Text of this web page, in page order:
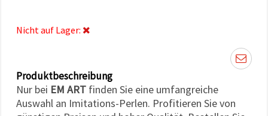
können Sie
jederzeit
Impressum
Datenschutzerklärung
Cookie-
Richtlinie
Nicht auf Lager:
Produktbeschreibung
Nur bei EM ART finden Sie eine umfangreiche
Auswahl an Imitations-Perlen. Profitieren Sie von